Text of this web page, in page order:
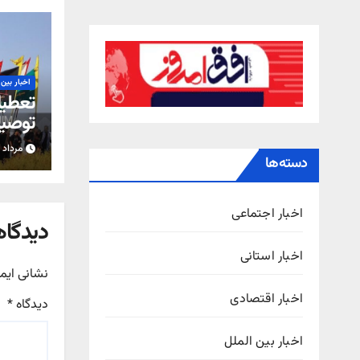
دسته‌ها
اخبار اجتماعی
اخبار استانی
اخبار اقتصادی
اخبار بین الملل
اخبار
مرداد ۴, ۱۴۰۵
نشانی
دیدگاه*